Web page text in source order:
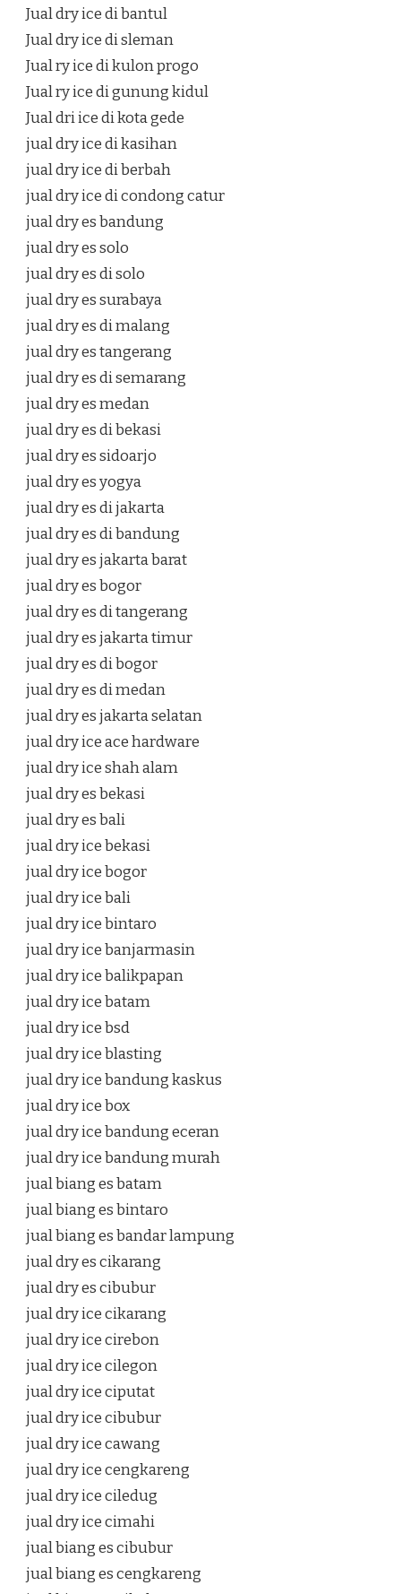
Jual dry ice di bantul
Jual dry ice di sleman
Jual ry ice di kulon progo
Jual ry ice di gunung kidul
Jual dri ice di kota gede
jual dry ice di kasihan
jual dry ice di berbah
jual dry ice di condong catur
jual dry es bandung
jual dry es solo
jual dry es di solo
jual dry es surabaya
jual dry es di malang
jual dry es tangerang
jual dry es di semarang
jual dry es medan
jual dry es di bekasi
jual dry es sidoarjo
jual dry es yogya
jual dry es di jakarta
jual dry es di bandung
jual dry es jakarta barat
jual dry es bogor
jual dry es di tangerang
jual dry es jakarta timur
jual dry es di bogor
jual dry es di medan
jual dry es jakarta selatan
jual dry ice ace hardware
jual dry ice shah alam
jual dry es bekasi
jual dry es bali
jual dry ice bekasi
jual dry ice bogor
jual dry ice bali
jual dry ice bintaro
jual dry ice banjarmasin
jual dry ice balikpapan
jual dry ice batam
jual dry ice bsd
jual dry ice blasting
jual dry ice bandung kaskus
jual dry ice box
jual dry ice bandung eceran
jual dry ice bandung murah
jual biang es batam
jual biang es bintaro
jual biang es bandar lampung
jual dry es cikarang
jual dry es cibubur
jual dry ice cikarang
jual dry ice cirebon
jual dry ice cilegon
jual dry ice ciputat
jual dry ice cibubur
jual dry ice cawang
jual dry ice cengkareng
jual dry ice ciledug
jual dry ice cimahi
jual biang es cibubur
jual biang es cengkareng